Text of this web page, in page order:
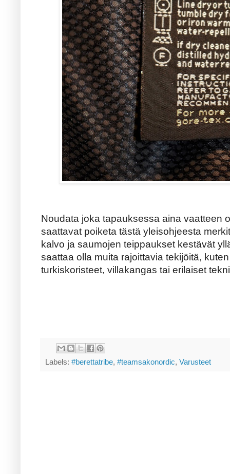
Noudata joka tapauksessa aina vaatteen
saattavat poiketa tästä yleisohjeesta
kalvo ja saumojen teippaukset kestävät
saattaa olla muita rajoittavia tekijöitä,
turkiskoristeet, villakangas tai erilaiset
Labels: #berettatribe, #teamsakonordic, Varusteet